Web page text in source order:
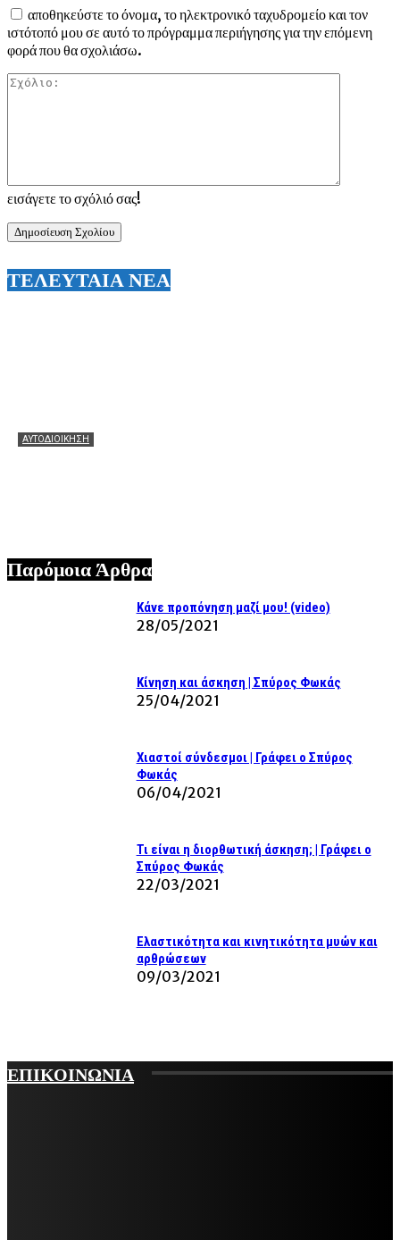
εισάγετε το σχόλιό σας!
αποθηκεύστε το όνομα, το ηλεκτρονικό ταχυδρομείο και τον
ιστότοπό μου σε αυτό το πρόγραμμα περιήγησης για την επόμενη
φορά που θα σχολιάσω.
ΤΕΛΕΥΤΑΙΑ ΝΕΑ
ΑΥΤΟΔΙΟΙΚΗΣΗ
Παρόμοια Άρθρα
Κάνε προπόνηση μαζί μου! (video)
28/05/2021
Κίνηση και άσκηση | Σπύρος Φωκάς
25/04/2021
Χιαστοί σύνδεσμοι | Γράφει ο Σπύρος
Φωκάς
06/04/2021
Τι είναι η διορθωτική άσκηση; | Γράφει ο
Σπύρος Φωκάς
22/03/2021
Ελαστικότητα και κινητικότητα μυών και
αρθρώσεων
09/03/2021
ΕΠΙΚΟΙΝΩΝΙΑ